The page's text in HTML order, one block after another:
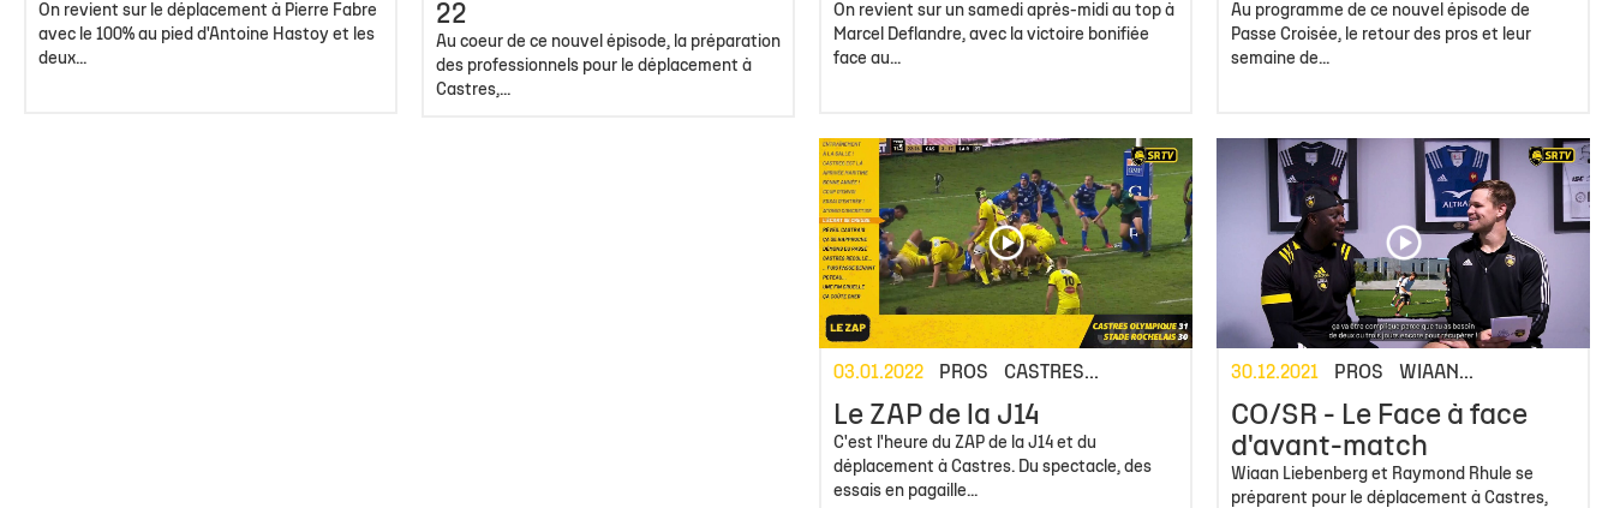
On revient sur le déplacement à Pierre Fabre
avec le 100% au pied d'Antoine Hastoy et les
deux...
22
Au coeur de ce nouvel épisode, la préparation
des professionnels pour le déplacement à
Castres,...
On revient sur un samedi après-midi au top à
Marcel Deflandre, avec la victoire bonifiée
face au...
Au programme de ce nouvel épisode de
Passe Croisée, le retour des pros et leur
semaine de...
03.01.2022 PROS CASTRES...
Le ZAP de la J14
C'est l'heure du ZAP de la J14 et du
déplacement à Castres. Du spectacle, des
essais en pagaille...
30.12.2021 PROS WIAAN...
CO/SR - Le Face à face
d'avant-match
Wiaan Liebenberg et Raymond Rhule se
préparent pour le déplacement à Castres,